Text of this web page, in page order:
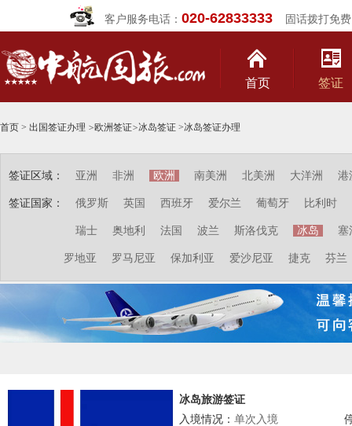
客户服务电话： 020-62833333固话拨打免费
首页 签证
首页 > 出国签证办理 >欧洲签证>冰岛签证 >冰岛签证办理
签证区域：
签证国家：
亚洲 非洲 欧洲 南美洲 北美洲 大洋洲 港
俄罗斯 英国 西班牙 爱尔兰 葡萄牙 比利时
瑞士 奥地利 法国 波兰 斯洛伐克 冰岛 塞
罗地亚 罗马尼亚 保加利亚 爱沙尼亚 捷克 芬兰
冰岛旅游签证
入境情况： 单次入境